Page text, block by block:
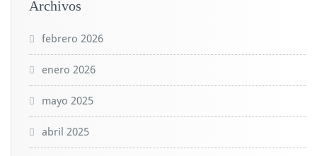
Archivos
febrero 2026
enero 2026
mayo 2025
abril 2025